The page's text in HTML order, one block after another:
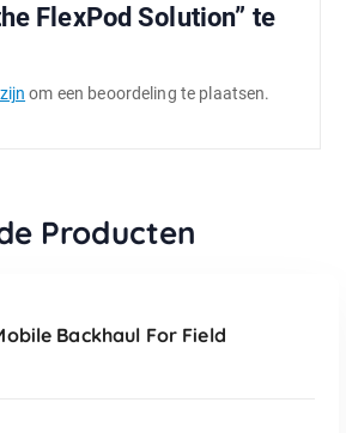
FlexPod Solution” te
om een beoordeling te plaatsen.
Producten
Backhaul For Field